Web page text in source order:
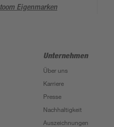
Eigenmarken
Unternehmen
Über uns
Karriere
Presse
Nachhaltigkeit
Auszeichnungen